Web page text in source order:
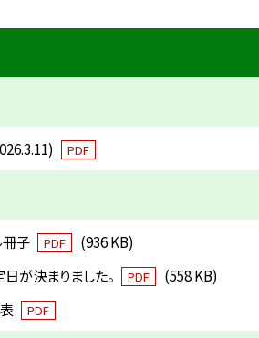
PDF
子 PDF
(936 KB)
が決まりました。
PDF
(558 KB)
PDF